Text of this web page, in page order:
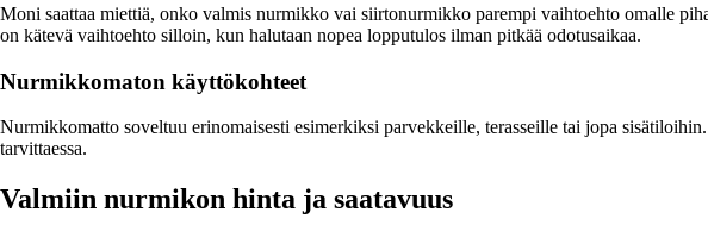
Moni saattaa miettiä, onko valmis nurmikko vai siirtonurmikko parempi vaihtoehto omalle
on kätevä vaihtoehto silloin, kun halutaan nopea lopputulos ilman pitkää odotusaikaa.
Nurmikkomaton käyttökohteet
Nurmikkomatto soveltuu erinomaisesti esimerkiksi parvekkeille, terasseille tai jopa
tarvittaessa.
Valmiin nurmikon hinta ja saatavuus